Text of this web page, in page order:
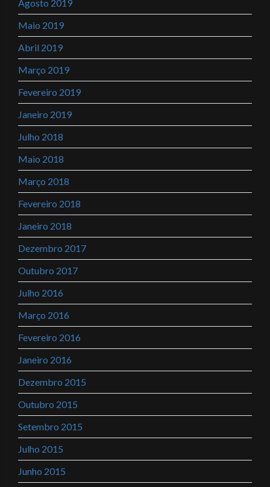
Agosto 2019
Maio 2019
Abril 2019
Março 2019
Fevereiro 2019
Janeiro 2019
Julho 2018
Maio 2018
Março 2018
Fevereiro 2018
Janeiro 2018
Dezembro 2017
Outubro 2017
Julho 2016
Março 2016
Fevereiro 2016
Janeiro 2016
Dezembro 2015
Outubro 2015
Setembro 2015
Julho 2015
Junho 2015